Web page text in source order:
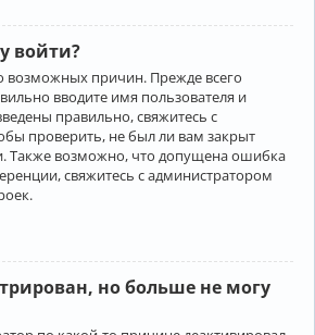
войти?
возможных причин. Прежде всего
вводите имя пользователя и
правильно, свяжитесь с
проверить, не был ли вам закрыт
Также возможно, что допущена ошибка
свяжитесь с администратором
но больше не могу